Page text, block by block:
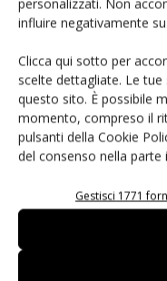
personalizzati. Non
influire negativamente
Clicca qui sotto per
scelte dettagliate. Le
questo sito. È possibile
momento, compreso il
pulsanti della Cookie
del consenso nella
Gestisci 1771
Edicola web